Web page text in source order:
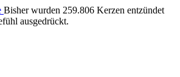
Bisher wurden 259.806 Kerzen entzündet
ausgedrückt.